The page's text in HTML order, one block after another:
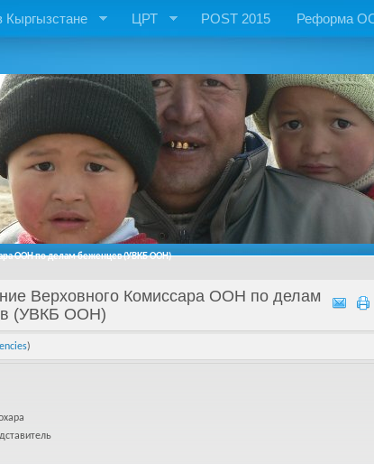
ЦРТ POST 2015 Реформа
ООН по делам беженцев (УВКБ ООН)
Верховного Комиссара ООН по делам
(УВКБ ООН)
)